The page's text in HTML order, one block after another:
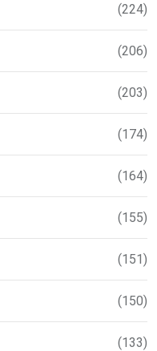
(224)
(206)
(203)
(174)
(164)
(155)
(151)
(150)
(133)